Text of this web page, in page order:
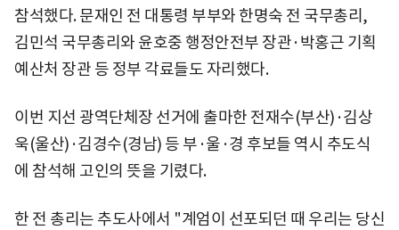
참석했다. 문재인 전 대통령 부부와 한명숙 전 국무총리,
김민석 국무총리와 윤호중 행정안전부 장관·박홍근 기획
예산처 장관 등 정부 각료들도 자리했다.
이번 지선 광역단체장 선거에 출마한 전재수(부산)·김상
욱(울산)·김경수(경남) 등 부·울·경 후보들 역시 추도식
에 참석해 고인의 뜻을 기렸다.
한 전 총리는 추도사에서 "계엄이 선포되던 때 우리는 당신